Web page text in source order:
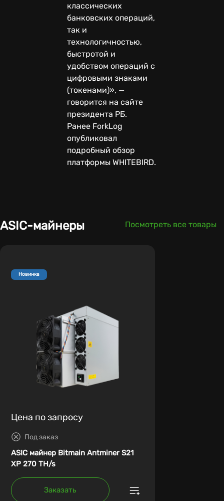
классических
банковских операций,
так и
технологичностью,
быстротой и
удобством операций с
цифровыми знаками
(токенами)», —
говорится на сайте
президента РБ.
Ранее ForkLog
опубликовал
подробный обзор
платформы WHITEBIRD.
ASIC-майнеры Посмотреть все товары
Новинка
Цена по запросу
Под заказ
ASIC майнер Bitmain Antminer S21
XP 270 TH/s
Заказать